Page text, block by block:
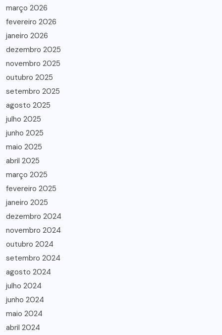
março 2026
fevereiro 2026
janeiro 2026
dezembro 2025
novembro 2025
outubro 2025
setembro 2025
agosto 2025
julho 2025
junho 2025
maio 2025
abril 2025
março 2025
fevereiro 2025
janeiro 2025
dezembro 2024
novembro 2024
outubro 2024
setembro 2024
agosto 2024
julho 2024
junho 2024
maio 2024
abril 2024